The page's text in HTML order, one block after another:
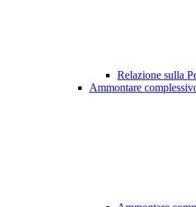
Relazione sulla
Ammontare